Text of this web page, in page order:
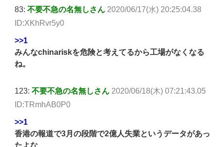
83: 不要不急の名無しさん 2020/06/17(水) 20:25:04.38
ID:XKhRvr5y0
>>1
みんなchinariskを危険と考えてるから工場がなくなる
ね。
123: 不要不急の名無しさん 2020/06/18(木) 07:21:43.05
ID:TRmhAB0P0
>>1
香港の報道で3月の段階で2億人失業というデータがあっ
たよな